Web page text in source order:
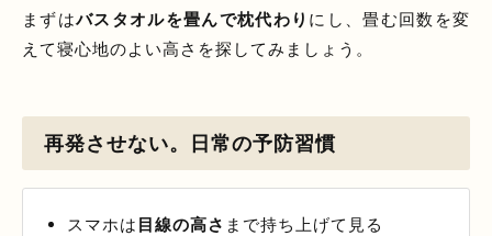
まずはバスタオルを畳んで枕代わり にし、畳む回数を変
えて寝心地のよい高さを探してみましょう。
再発させない。日常の予防習慣
スマホは 目線の高さ まで持ち上げて見る